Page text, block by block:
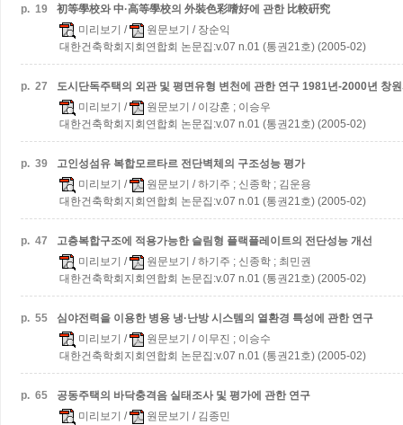
p. 19
初等學校와 中·高等學校의 外裝色彩嗜好에 관한 比較硏究
미리보기 / 원문보기 / 장순익
대한건축학회지회연합회 논문집:v.07 n.01 (통권21호) (2005-02)
p. 27 도시단독주택의 외관 및 평면유형 변천에 관한 연구 1981년-2000년 창
미리보기 / 원문보기 / 이강훈 ; 이승우
대한건축학회지회연합회 논문집:v.07 n.01 (통권21호) (2005-02)
p. 39
고인성섬유 복합모르타르 전단벽체의 구조성능 평가
미리보기 / 원문보기 / 하기주 ; 신종학 ; 김운용
대한건축학회지회연합회 논문집:v.07 n.01 (통권21호) (2005-02)
p. 47
고층복합구조에 적용가능한 슬림형 플랙플레이트의 전단성능 개선
미리보기 / 원문보기 / 하기주 ; 신종학 ; 최민권
대한건축학회지회연합회 논문집:v.07 n.01 (통권21호) (2005-02)
p. 55
심야전력을 이용한 병용 냉·난방 시스템의 열환경 특성에 관한 연구
미리보기 / 원문보기 / 이무진 ; 이승수
대한건축학회지회연합회 논문집:v.07 n.01 (통권21호) (2005-02)
p. 65
공동주택의 바닥충격음 실태조사 및 평가에 관한 연구
미리보기 / 원문보기 / 김종민